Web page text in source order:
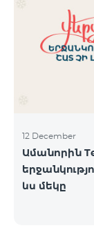
12 December
Ամանորին
ևս մեկը